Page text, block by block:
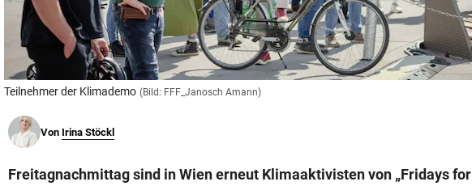
Teilnehmer der Klimademo (Bild: FFF_Janosch Amann)
Von Irina Stöckl
Freitagnachmittag sind in Wien erneut Klimaaktivisten von „Fridays for